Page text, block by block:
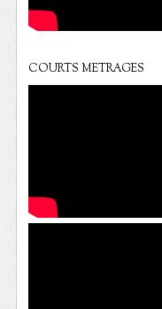
COURTS METRAGES